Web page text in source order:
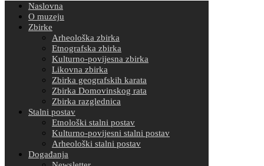
Naslovna
O muzeju
Zbirke
Arheološka zbirka
Etnografska zbirka
Kulturno-povijesna zbirka
Likovna zbirka
Zbirka geografskih karata
Zbirka Domovinskog rata
Zbirka razglednica
Stalni postav
Etnološki stalni postav
Kulturno-povijesni stalni postav
Arheološki stalni postav
Događanja